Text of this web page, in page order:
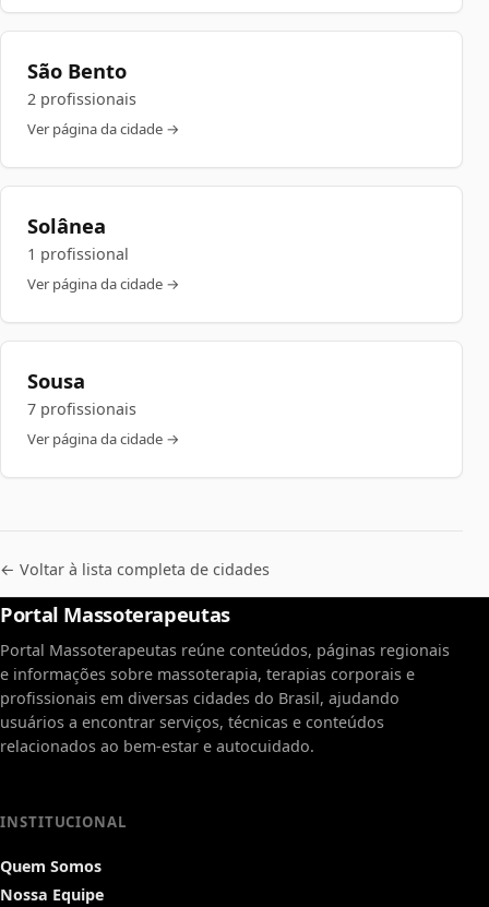
São Bento
2 profissionais
Ver página da cidade →
Solânea
1 profissional
Ver página da cidade →
Sousa
7 profissionais
Ver página da cidade →
← Voltar à lista completa de cidades
Portal Massoterapeutas
Portal Massoterapeutas reúne conteúdos, páginas regionais
e informações sobre massoterapia, terapias corporais e
profissionais em diversas cidades do Brasil, ajudando
usuários a encontrar serviços, técnicas e conteúdos
relacionados ao bem-estar e autocuidado.
INSTITUCIONAL
Quem Somos
Nossa Equipe